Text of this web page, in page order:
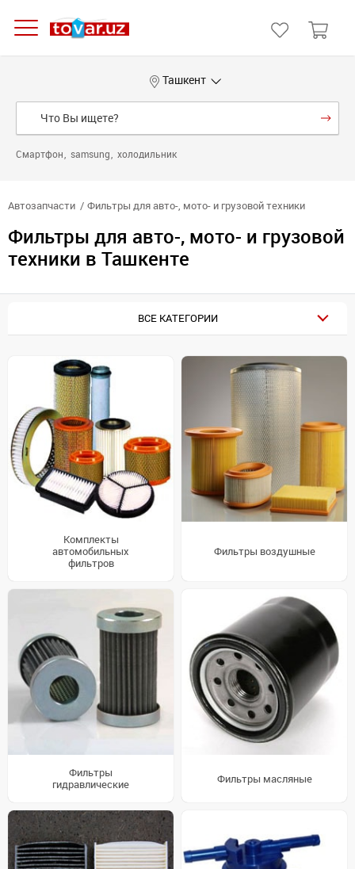
Ташкент
Смартфон samsung холодильник
Автозапчасти Фильтры для авто-, мото- и грузовой техники
Фильтры для авто-, мото- и грузовой
техники в Ташкенте
ВСЕ КАТЕГОРИИ
Комплекты
автомобильных
фильтров
Фильтры воздушные
Фильтры
гидравлические
Фильтры масляные